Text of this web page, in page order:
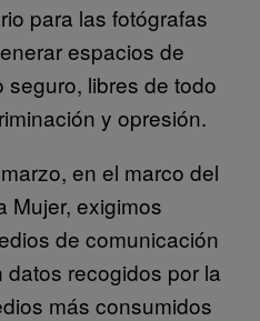
para las fotógrafas
espacios de
libres de todo
y opresión.
en el marco del
Mujer, exigimos
de comunicación
recogidos por la
más consumidos